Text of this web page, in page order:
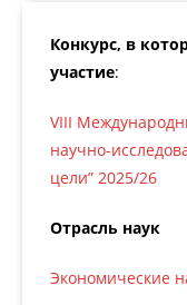
Конкурс, в
участие:
VIII
научно-
цели” 2025/26
Отрасль наук
Экономические